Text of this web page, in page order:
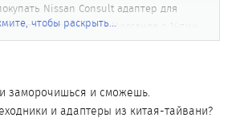
Nissan Consult адаптер для
стареньких Ниссанов с 14пин
чтобы раскрыть...
заморочишься и сможешь.
и адаптеры из китая-тайвани?